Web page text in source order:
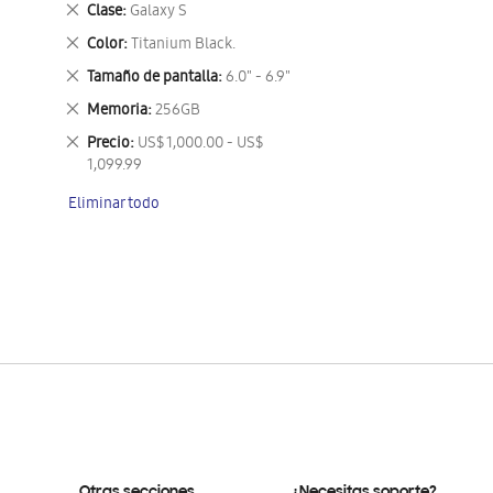
Clase Galaxy S
Eliminar
este
artículo
Color Titanium Black.
Eliminar
este
artículo
Tamaño de pantalla 6.0" - 6.9"
Eliminar
este
artículo
Memoria 256GB
Eliminar
este
artículo
Precio US$ 1,000.00 - US$
1,099.99
Eliminar
este
Eliminar todo